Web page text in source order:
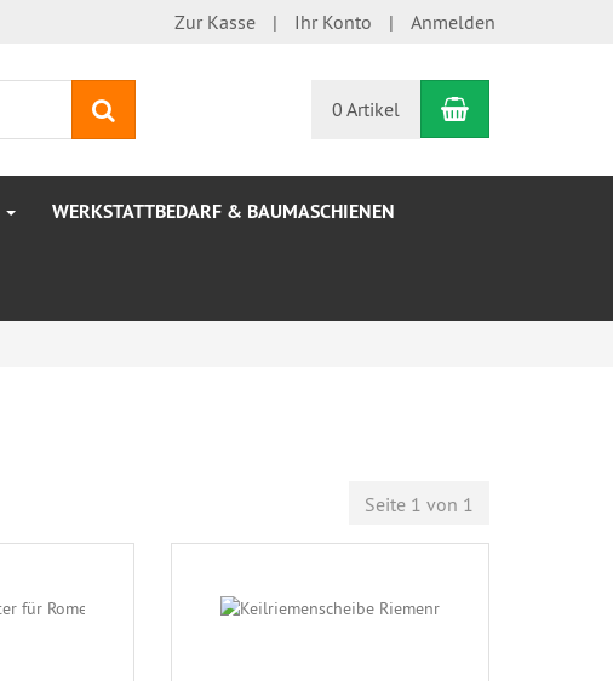
Zur Kasse Ihr Konto Anmelden
0 Artikel Warenkorb
WERKSTATTBEDARF & BAUMASCHIENEN
Seite 1 von 1